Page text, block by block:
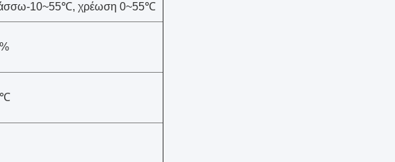
10~55℃, χρέωση 0~55℃